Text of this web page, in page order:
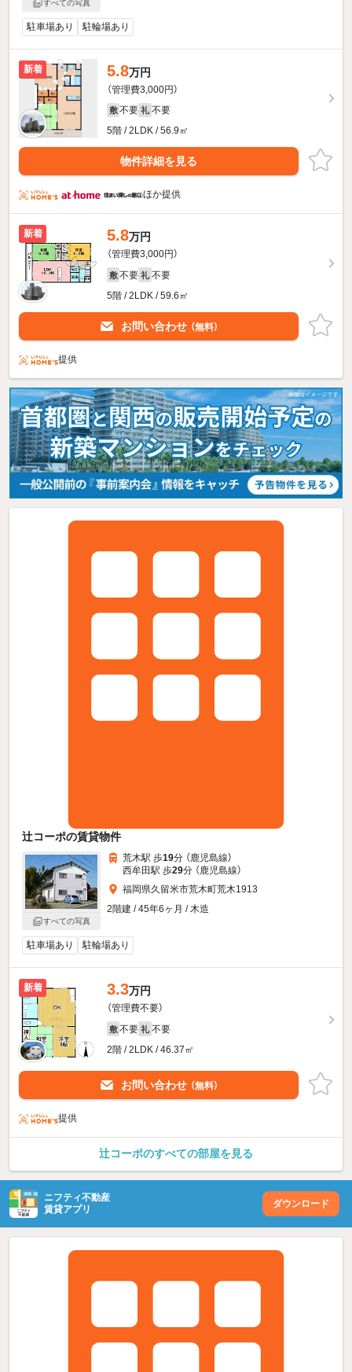
すべての写真
駐車場あり 駐輪場あり
新着 5.8万円
（管理費3,000円）
敷 不要 礼 不要
5階 / 2LDK / 56.9㎡
物件詳細を見る
ほか提供
新着 5.8万円
（管理費3,000円）
敷 不要 礼 不要
5階 / 2LDK / 59.6㎡
お問い合わせ （無料）
提供
辻コーポの賃貸物件
すべての写真
荒木駅 歩19分 （鹿児島線）
西牟田駅 歩29分 （鹿児島線）
福岡県久留米市荒木町荒木1913
2階建 / 45年6ヶ月 / 木造
駐車場あり 駐輪場あり
新着 3.3万円
（管理費不要）
敷 不要 礼 不要
2階 / 2LDK / 46.37㎡
お問い合わせ （無料）
提供
辻コーポのすべての部屋を見る
ニフティ不動産
賃貸アプリ
ダウンロード